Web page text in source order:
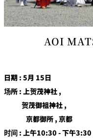
AOI
日期 : 5月 15日
场所 : 上贺茂神社 ,
贺茂御祖神社 ,
京都御所 , 京都
时间 : 上午10:30 - 下午3:30